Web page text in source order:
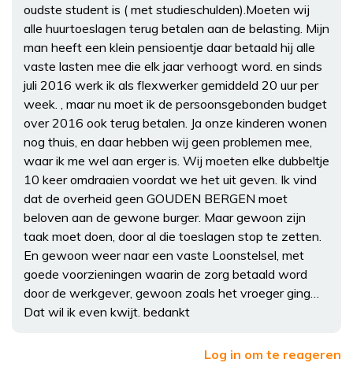
oudste student is ( met studieschulden).Moeten wij
alle huurtoeslagen terug betalen aan de belasting. Mijn
man heeft een klein pensioentje daar betaald hij alle
vaste lasten mee die elk jaar verhoogt word. en sinds
juli 2016 werk ik als flexwerker gemiddeld 20 uur per
week. , maar nu moet ik de persoonsgebonden budget
over 2016 ook terug betalen. Ja onze kinderen wonen
nog thuis, en daar hebben wij geen problemen mee,
waar ik me wel aan erger is. Wij moeten elke dubbeltje
10 keer omdraaien voordat we het uit geven. Ik vind
dat de overheid geen GOUDEN BERGEN moet
beloven aan de gewone burger. Maar gewoon zijn
taak moet doen, door al die toeslagen stop te zetten.
En gewoon weer naar een vaste Loonstelsel, met
goede voorzieningen waarin de zorg betaald word
door de werkgever, gewoon zoals het vroeger ging…
Dat wil ik even kwijt. bedankt
Log in om te reageren